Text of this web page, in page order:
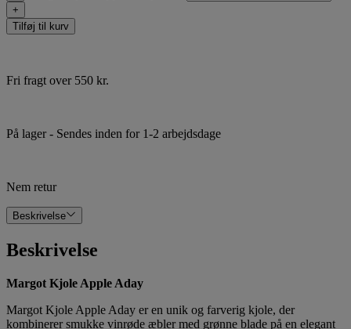
+
Tilføj til kurv
Fri fragt over 550 kr.
På lager - Sendes inden for 1-2 arbejdsdage
Nem retur
Beskrivelse
Beskrivelse
Margot Kjole Apple Aday
Margot Kjole Apple Aday er en unik og farverig kjole, der
kombinerer smukke vinrøde æbler med grønne blade på en elegant